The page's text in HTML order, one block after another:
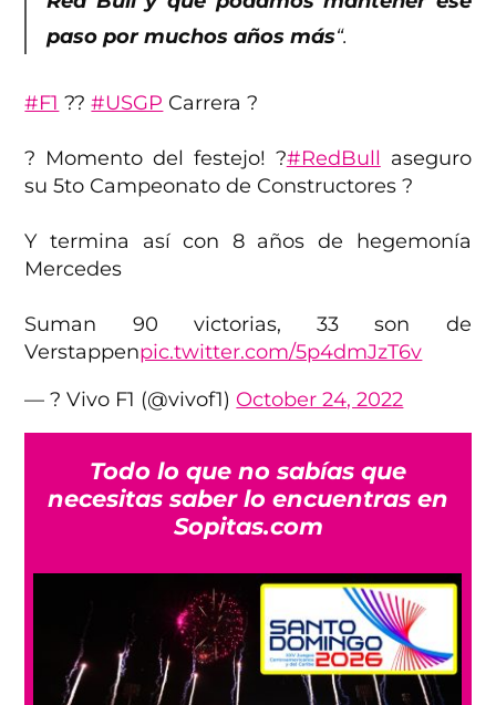
paso por muchos años más“.
#F1 ??#USGP Carrera ?
? Momento del festejo! ?#RedBull aseguro
su 5to Campeonato de Constructores ?
Y termina así con 8 años de hegemonía
Mercedes
Suman 90 victorias, 33 son de
Verstappenpic.twitter.com/5p4dmJzT6v
— ? Vivo F1 (@vivof1) October 24, 2022
Todo lo que no sabías que
necesitas saber lo encuentras en
Sopitas.com